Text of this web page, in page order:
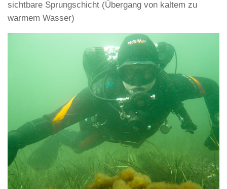
sichtbare Sprungschicht (Übergang von kaltem zu
warmem Wasser)